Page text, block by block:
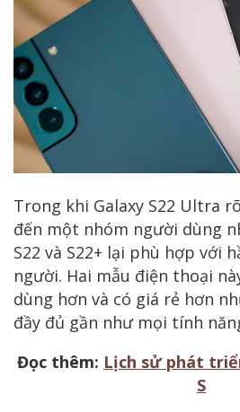
Trong khi Galaxy S22 Ultra
đến một nhóm người dùng
S22 và S22+ lại phù hợp với
người. Hai mẫu điện thoại
dùng hơn và có giá rẻ hơn
đầy đủ gần như mọi tính
Đọc thêm: Lịch sử phát
S